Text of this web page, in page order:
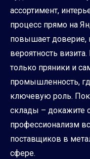
ассортимент,
процесс прямо на
повышает доверие,
вероятность
только пряники и
промышленность,
ключевую роль.
склады – докажите
профессионализм
поставщиков в
сфере.